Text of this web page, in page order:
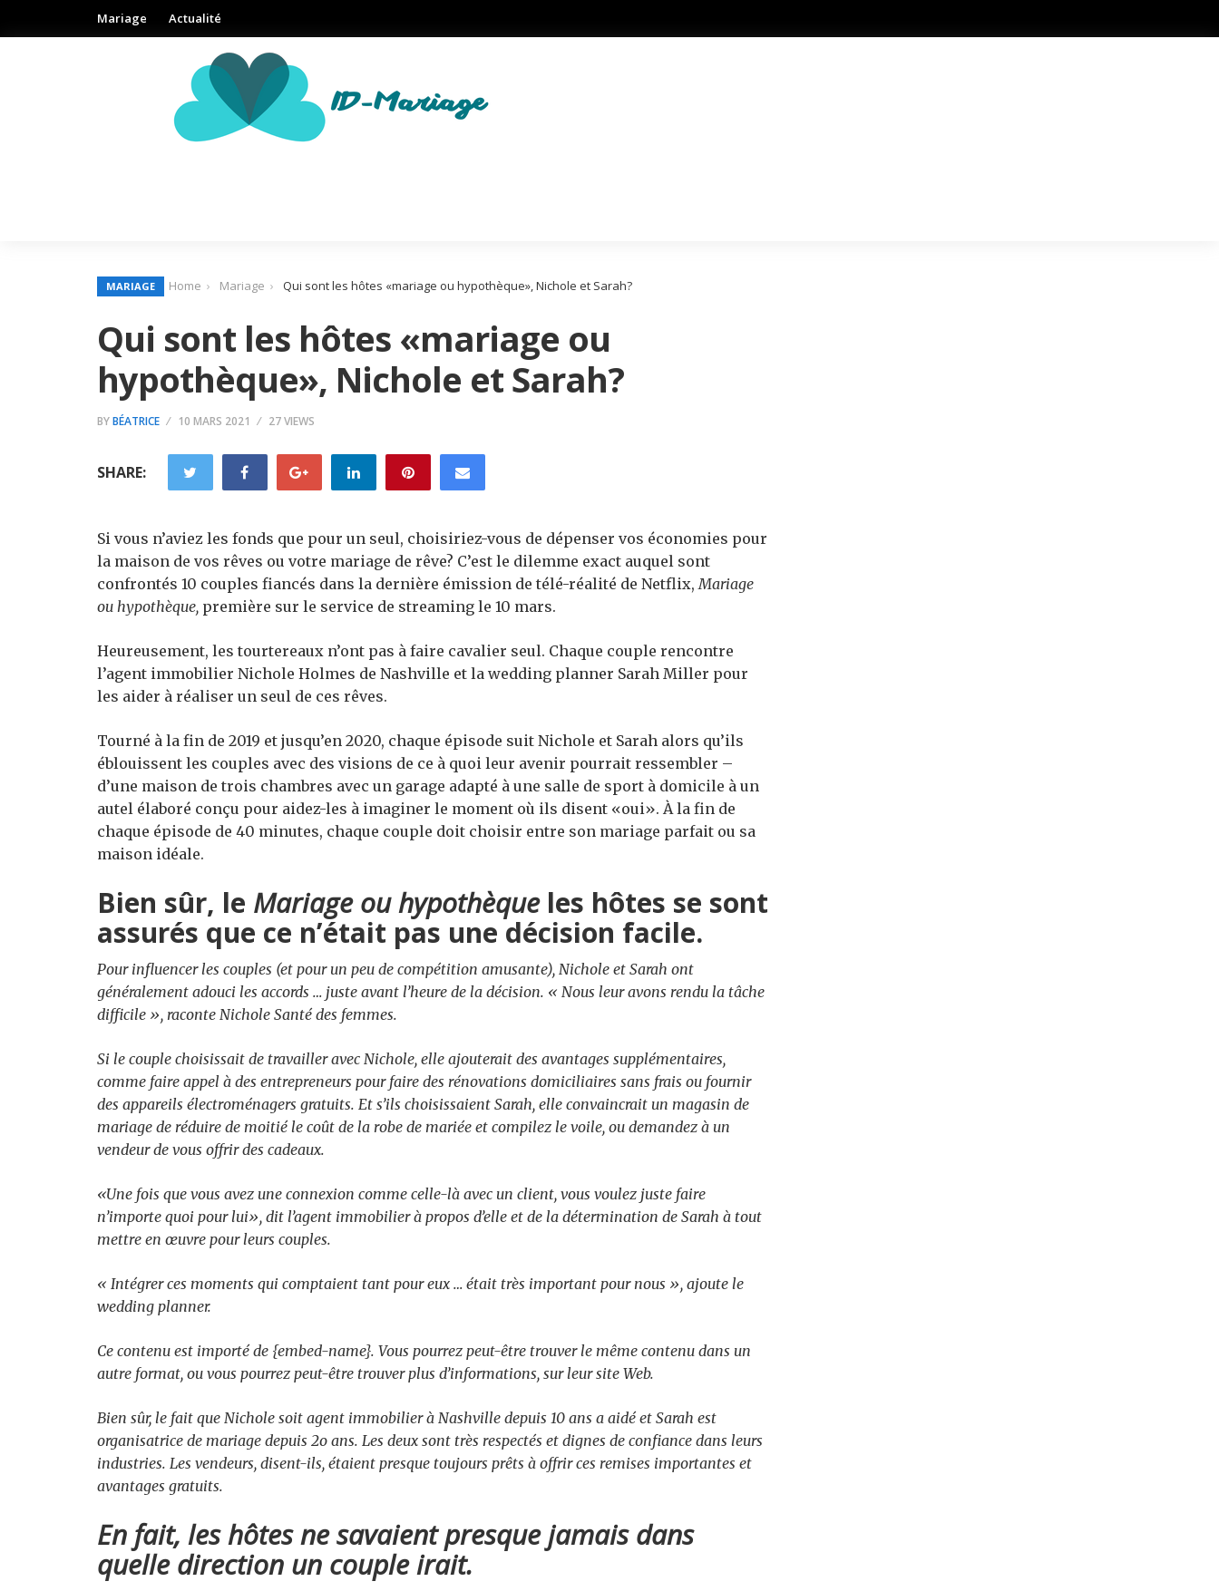
Mariage Actualité
MARIAGE Home Mariage Qui sont les hôtes «mariage ou hypothèque», Nichole et Sarah?
Qui sont les hôtes «mariage ou
hypothèque», Nichole et Sarah?
BYBÉATRICE 10 MARS 2021 27 VIEWS
SHARE:
Si vous n’aviez les fonds que pour un seul, choisiriez-vous de dépenser vos économies pour
la maison de vos rêves ou votre mariage de rêve? C’est le dilemme exact auquel sont
confrontés 10 couples fiancés dans la dernière émission de télé-réalité de Netflix,Mariage
ou hypothèque, première sur le service de streaming le 10 mars.
Heureusement, les tourtereaux n’ont pas à faire cavalier seul. Chaque couple rencontre
l’agent immobilier Nichole Holmes de Nashville et la wedding planner Sarah Miller pour
les aider à réaliser un seul de ces rêves.
Tourné à la fin de 2019 et jusqu’en 2020, chaque épisode suit Nichole et Sarah alors qu’ils
éblouissent les couples avec des visions de ce à quoi leur avenir pourrait ressembler –
d’une maison de trois chambres avec un garage adapté à une salle de sport à domicile à un
autel élaboré conçu pour aidez-les à imaginer le moment où ils disent «oui». À la fin de
chaque épisode de 40 minutes, chaque couple doit choisir entre son mariage parfait ou sa
maison idéale.
Bien sûr, le Mariage ou hypothèque les hôtes se sont
assurés que ce n’était pas une décision facile.
Pour influencer les couples (et pour un peu de compétition amusante), Nichole et Sarah ont
généralement adouci les accords … juste avant l’heure de la décision. « Nous leur avons rendu la tâche
difficile », raconte Nichole Santé des femmes.
Si le couple choisissait de travailler avec Nichole, elle ajouterait des avantages supplémentaires,
comme faire appel à des entrepreneurs pour faire des rénovations domiciliaires sans frais ou fournir
des appareils électroménagers gratuits. Et s’ils choisissaient Sarah, elle convaincrait un magasin de
mariage de réduire de moitié le coût de la robe de mariée et compilez le voile, ou demandez à un
vendeur de vous offrir des cadeaux.
«Une fois que vous avez une connexion comme celle-là avec un client, vous voulez juste faire
n’importe quoi pour lui», dit l’agent immobilier à propos d’elle et de la détermination de Sarah à tout
mettre en œuvre pour leurs couples.
« Intégrer ces moments qui comptaient tant pour eux … était très important pour nous », ajoute le
wedding planner.
Ce contenu est importé de {embed-name}. Vous pourrez peut-être trouver le même contenu dans un
autre format, ou vous pourrez peut-être trouver plus d’informations, sur leur site Web.
Bien sûr, le fait que Nichole soit agent immobilier à Nashville depuis 10 ans a aidé et Sarah est
organisatrice de mariage depuis 2o ans. Les deux sont très respectés et dignes de confiance dans leurs
industries. Les vendeurs, disent-ils, étaient presque toujours prêts à offrir ces remises importantes et
avantages gratuits.
En fait, les hôtes ne savaient presque jamais dans
quelle direction un couple irait.